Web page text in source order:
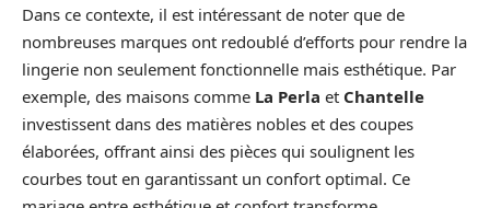
Dans ce contexte, il est intéressant de noter que de
nombreuses marques ont redoublé d’efforts pour rendre la
lingerie non seulement fonctionnelle mais esthétique. Par
exemple, des maisons comme La Perla et Chantelle
investissent dans des matières nobles et des coupes
élaborées, offrant ainsi des pièces qui soulignent les
courbes tout en garantissant un confort optimal. Ce